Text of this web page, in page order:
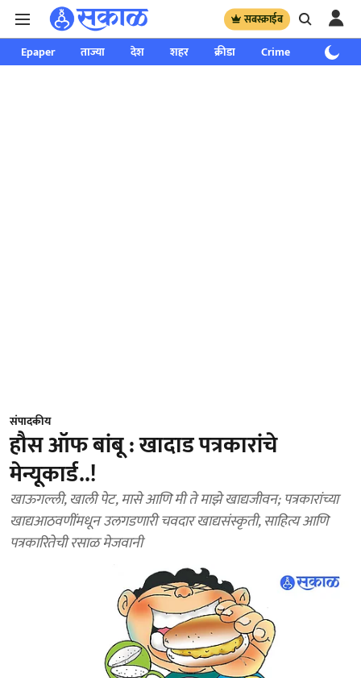
सबस्क्राईब
Epaper ताज्या देश शहर क्रीडा Crime साप्ताहिक
संपादकीय
हौस ऑफ बांबू : खादाड पत्रकारांचे
मेन्यूकार्ड..!
खाऊगल्ली, खाली पेट, मासे आणि मी ते माझे खाद्यजीवन; पत्रकारांच्या
खाद्यआठवणींमधून उलगडणारी चवदार खाद्यसंस्कृती, साहित्य आणि
पत्रकारितेची रसाळ मेजवानी